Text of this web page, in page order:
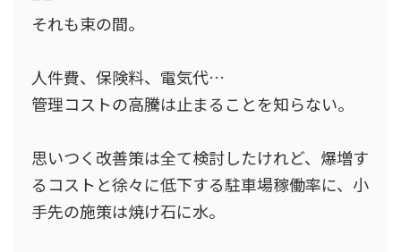
それも束の間。
人件費、保険料、電気代…
管理コストの高騰は止まることを知らない。
思いつく改善策は全て検討したけれど、爆増す
るコストと徐々に低下する駐車場稼働率に、小
手先の施策は焼け石に水。